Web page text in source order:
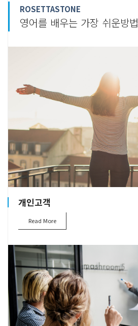
ROSETTASTONE
영어를 배우는 가장 쉬운방법
개인고객
Read More